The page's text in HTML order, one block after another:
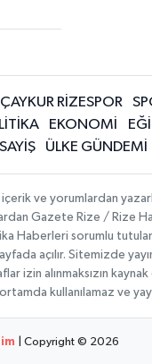
ÇAYKUR RİZESPOR
EKONOMİ
ÜLKE GÜNDEMİ
ve yorumlardan
Gazete Rize / Rize
Haberleri sorumlu
açılır. Sitemizde
izin alınmaksızın
kullanılamaz ve
| Copyright © 2026